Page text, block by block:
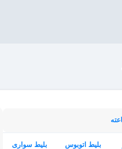
بلیط اتوبوس بلیط سواری